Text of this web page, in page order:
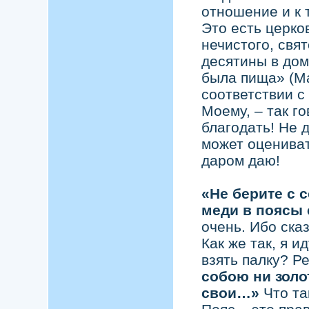
отношение и к
Это есть
нечистого,
десятины в
была пища»
соответствии
Моему, – так
благодать! Не
может
даром даю!
«Не берите с
меди в поясы
очень. Ибо
Как же так, я
взять палку?
собою ни
свои…» Что